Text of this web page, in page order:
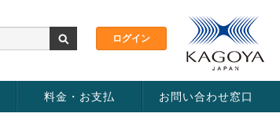
料金・お支払 お問い合わせ窓口